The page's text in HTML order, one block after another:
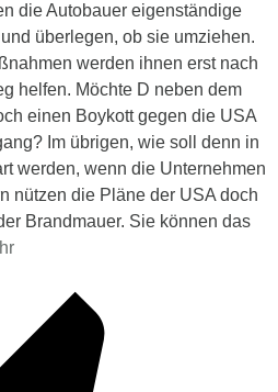
die Autobauer eigenständige
überlegen, ob sie umziehen.
werden ihnen erst nach
helfen. Möchte D neben dem
einen Boykott gegen die USA
Im übrigen, wie soll denn in
werden, wenn die Unternehmen
nützen die Pläne der USA doch
Brandmauer. Sie können das